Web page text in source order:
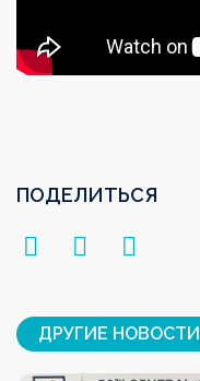
ПОДЕЛИТЬСЯ
ДРУГИЕ НОВОСТИ